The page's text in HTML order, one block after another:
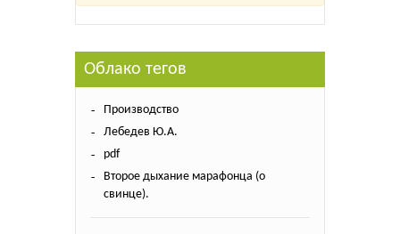
Облако тегов
Производство
Лебедев Ю.А.
pdf
Второе дыхание марафонца (о
свинце).